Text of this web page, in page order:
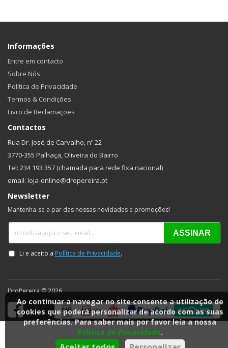
Ao continuar a navegar no site consente a utilização de
cookies que poderá personalizar de acordo com as suas
preferências. Para saber mais por favor leia a nossa
Política de Privacidade.
Informações
Entre em contacto
Sobre Nós
Política de Privacidade
Termos & Condições
Livro de Reclamações
Contactos
Rua Dr. José de Carvalho, nº 22
3770-355 Palhaça, Oliveira do Bairro
Tel: 234 193 357 (chamada para rede fixa nacional)
email: loja-online@dropereira.pt
Newsletter
Mantenha-se a par das nossas novidades e promoções!
DroPereira © 2026